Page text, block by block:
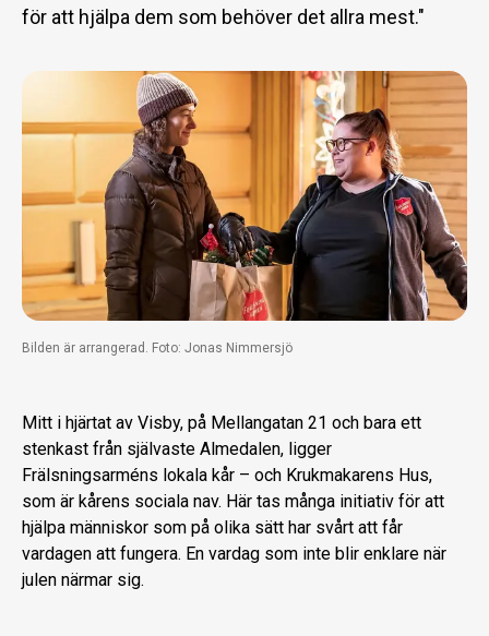
för att hjälpa dem som behöver det allra mest."
Bilden är arrangerad. Foto: Jonas Nimmersjö
Mitt i hjärtat av Visby, på Mellangatan 21 och bara ett
stenkast från självaste Almedalen, ligger
Frälsningsarméns lokala kår – och Krukmakarens Hus,
som är kårens sociala nav. Här tas många initiativ för att
hjälpa människor som på olika sätt har svårt att får
vardagen att fungera. En vardag som inte blir enklare när
julen närmar sig.